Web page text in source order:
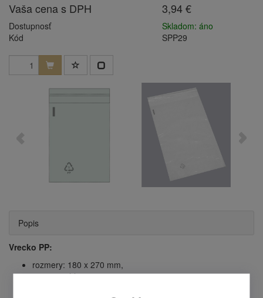
Vaša cena s DPH
3,94 €
Dostupnosť
Skladom: áno
Kód
SPP29
Popis
Vrecko PP:
rozmery: 180 x 270 mm,
rozmery chlopne: 180 x 40 mm,